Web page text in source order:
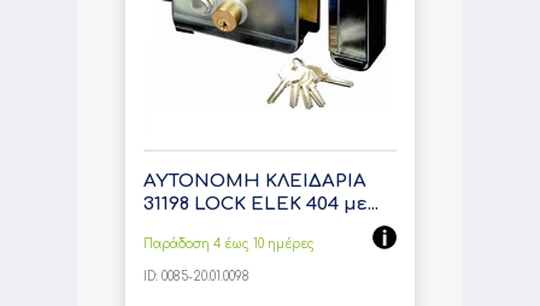
ΑΥΤΟΝΟΜΗ ΚΛΕΙΔΑΡΙΑ
31198 LOCK ELEK 404 με...
Παράδοση 4 έως 10 ημέρες
ID: 0085-20.01.0098